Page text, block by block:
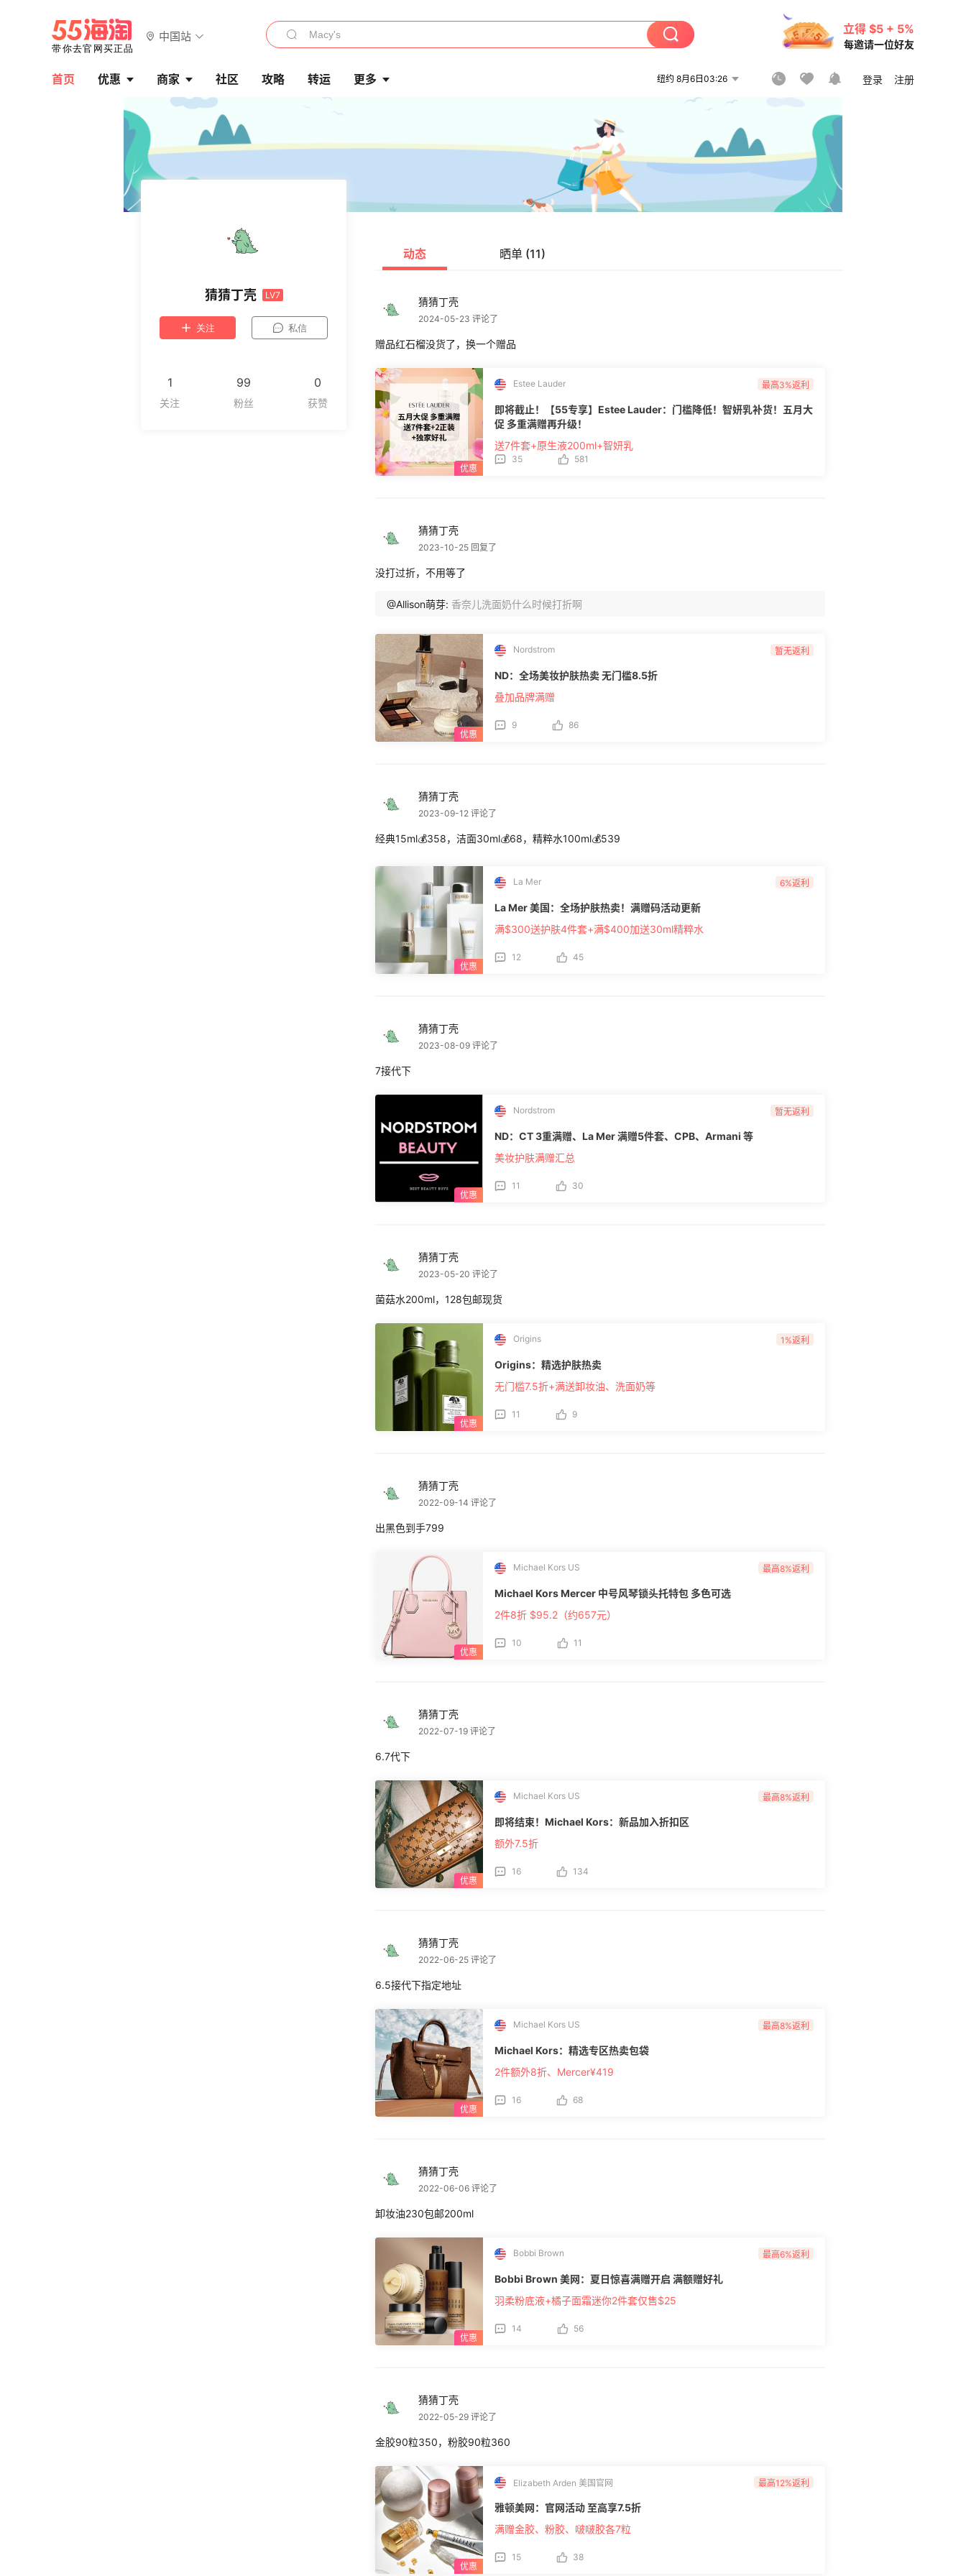
中国站
立得 $5 + 5%
每邀请一位好友
首页 优惠 商家 社区 攻略 转运 更多 纽约 8月6日03:26 登录 注册
猜猜丁壳 LV7
关注 私信
1 99 0
动态 晒单 (11)
猜猜丁壳
2024-05-23 评论了
赠品红石榴没货了，换一个赠品
Estee Lauder 最高3%返利
即将截止！【55专享】Estee Lauder：门槛降低！智妍乳补货！五月大
促 多重满赠再升级！
送7件套+原生液200ml+智妍乳
35 581
猜猜丁壳
2023-10-25 回复了
没打过折，不用等了
@Allison萌芽: 香奈儿洗面奶什么时候打折啊
Nordstrom 暂无返利
ND：全场美妆护肤热卖 无门槛8.5折
叠加品牌满赠
9 86
猜猜丁壳
2023-09-12 评论了
经典15ml💰358，洁面30ml💰68，精粹水100ml💰539
La Mer 6%返利
La Mer 美国：全场护肤热卖！满赠码活动更新
满$300送护肤4件套+满$400加送30ml精粹水
12 45
猜猜丁壳
2023-08-09 评论了
7接代下
Nordstrom 暂无返利
ND：CT 3重满赠、La Mer 满赠5件套、CPB、Armani 等
美妆护肤满赠汇总
11 30
猜猜丁壳
2023-05-20 评论了
菌菇水200ml，128包邮现货
Origins 1%返利
Origins：精选护肤热卖
无门槛7.5折+满送卸妆油、洗面奶等
11 9
猜猜丁壳
2022-09-14 评论了
出黑色到手799
Michael Kors US 最高8%返利
Michael Kors Mercer 中号风琴锁头托特包 多色可选
2件8折 $95.2（约657元）
10 11
猜猜丁壳
2022-07-19 评论了
6.7代下
Michael Kors US 最高8%返利
即将结束！Michael Kors：新品加入折扣区
额外7.5折
16 134
猜猜丁壳
2022-06-25 评论了
6.5接代下指定地址
Michael Kors US 最高8%返利
Michael Kors：精选专区热卖包袋
2件额外8折、Mercer¥419
16 68
猜猜丁壳
2022-06-06 评论了
卸妆油230包邮200ml
Bobbi Brown 最高6%返利
Bobbi Brown 美网：夏日惊喜满赠开启 满额赠好礼
羽柔粉底液+橘子面霜迷你2件套仅售$25
14 56
猜猜丁壳
2022-05-29 评论了
金胶90粒350，粉胶90粒360
Elizabeth Arden 美国官网 最高12%返利
雅顿美网：官网活动 至高享7.5折
满赠金胶、粉胶、啵啵胶各7粒
15 38